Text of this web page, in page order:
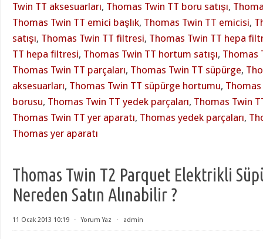
Twin TT aksesuarları, Thomas Twin TT boru satışı,
Thomas Twin TT emici başlık, Thomas Twin TT emicisi,
satışı, Thomas Twin TT filtresi, Thomas Twin TT hepa
TT hepa filtresi, Thomas Twin TT hortum satışı, Thomas
Thomas Twin TT parçaları, Thomas Twin TT süpürge,
aksesuarları, Thomas Twin TT süpürge hortumu,
borusu, Thomas Twin TT yedek parçaları, Thomas Twin
Thomas Twin TT yer aparatı, Thomas yedek parçaları,
Thomas yer aparatı
Thomas Twin T2 Parquet Elektrikli
Nereden Satın Alınabilir ?
11 Ocak 2013 10:19 ⋅ Yorum Yaz ⋅ admin